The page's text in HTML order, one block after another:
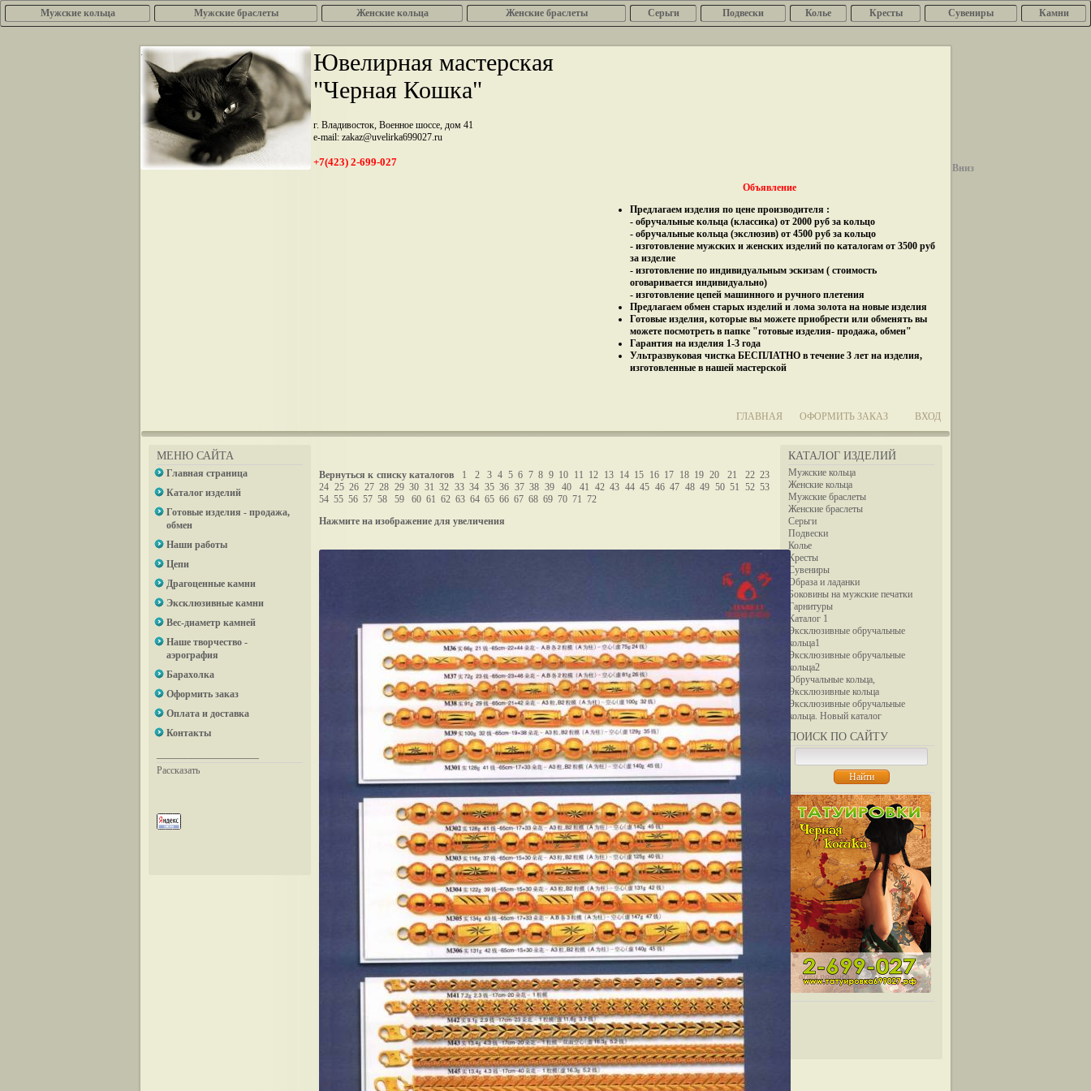
Мужские кольца Мужские браслеты Женcкие кольца Женские браслеты Серьги Подвески Колье Кресты Сувениры Камни
.
Ювелирная мастерская
"Черная Кошка"
г. Владивосток, Военное шоссе, дом 41
e-mail: zakaz@uvelirka699027.ru
+7(423) 2-699-027
Объявление
Предлагаем изделия по цене производителя :
- обручальные кольца (классика) от 2000 руб за кольцо
- обручальные кольца (экслюзив) от 4500 руб за кольцо
- изготовление мужских и женских изделий по каталогам от 3500 руб
за изделие
- изготовление по индивидуальным эскизам ( стоимость
оговаривается индивидуально)
- изготовление цепей машинного и ручного плетения
Предлагаем обмен старых изделий и лома золота на новые изделия
Готовые изделия, которые вы можете приобрести или обменять вы
можете посмотреть в папке "готовые изделия- продажа, обмен"
Гарантия на изделия 1-3 года
Ультразвуковая чистка БЕСПЛАТНО в течение 3 лет на изделия,
изготовленные в нашей мастерской
ГЛАВНАЯ ОФОРМИТЬ ЗАКАЗ ВХОД
МЕНЮ САЙТА
Главная страница
Каталог изделий
Готовые изделия - продажа,
обмен
Наши работы
Цепи
Драгоценные камни
Эксклюзивные камни
Вес-диаметр камней
Наше творчество -
аэрография
Барахолка
Оформить заказ
Оплата и доставка
Контакты
Рассказать
КАТАЛОГ ИЗДЕЛИЙ
Мужские кольца
Женские кольца
Мужские браслеты
Женские браслеты
Серьги
Подвески
Колье
Кресты
Сувениры
Образа и ладанки
Боковины на мужские печатки
Гарнитуры
Каталог 1
Эксклюзивные обручальные
кольца1
Эксклюзивные обручальные
кольца2
Обручальные кольца,
Эксклюзивные кольца
Эксклюзивные обручальные
кольца. Новый каталог
ПОИСК ПО САЙТУ
Вернуться к списку каталогов 1 2 3 4 5 6 7 8 9 10 11 12 13 14 15 16 17 18 19 20 21 22 23
24 25 26 27 28 29 30 31 32 33 34 35 36 37 38 39 40 41 42 43 44 45 46 47 48 49 50 51 52 53
54 55 56 57 58 59 60 61 62 63 64 65 66 67 68 69 70 71 72
Нажмите на изображение для увеличения
Вниз